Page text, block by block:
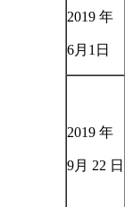
2019 年
6月1日
2019 年
9月 22 日